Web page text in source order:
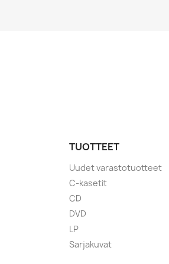
TUOTTEET
Uudet varastotuotteet
C-kasetit
CD
DVD
LP
Sarjakuvat